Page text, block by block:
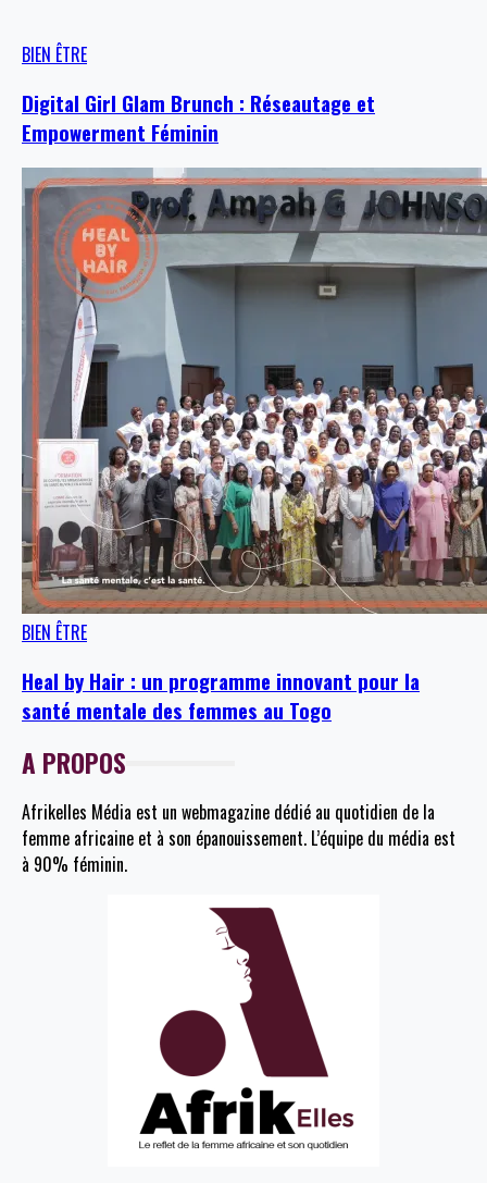
BIEN ÊTRE
Digital Girl Glam Brunch : Réseautage et
Empowerment Féminin
BIEN ÊTRE
Heal by Hair : un programme innovant pour la
santé mentale des femmes au Togo
A PROPOS
Afrikelles Média est un webmagazine dédié au quotidien de la
femme africaine et à son épanouissement. L’équipe du média est
à 90% féminin.